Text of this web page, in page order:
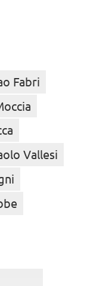
Fabri
Vallesi